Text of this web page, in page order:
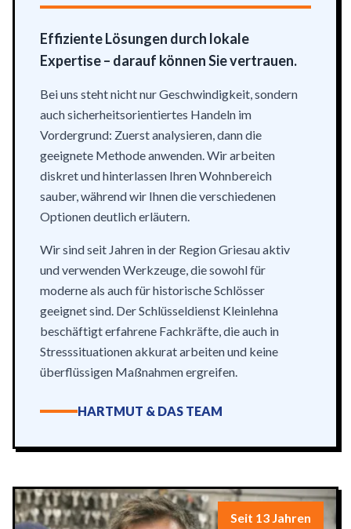
Effiziente Lösungen durch lokale
Expertise – darauf können Sie vertrauen.
Bei uns steht nicht nur Geschwindigkeit, sondern
auch sicherheitsorientiertes Handeln im
Vordergrund: Zuerst analysieren, dann die
geeignete Methode anwenden. Wir arbeiten
diskret und hinterlassen Ihren Wohnbereich
sauber, während wir Ihnen die verschiedenen
Optionen deutlich erläutern.
Wir sind seit Jahren in der Region Griesau aktiv
und verwenden Werkzeuge, die sowohl für
moderne als auch für historische Schlösser
geeignet sind. Der Schlüsseldienst Kleinlehna
beschäftigt erfahrene Fachkräfte, die auch in
Stresssituationen akkurat arbeiten und keine
überflüssigen Maßnahmen ergreifen.
HARTMUT & DAS TEAM
Seit 13 Jahren